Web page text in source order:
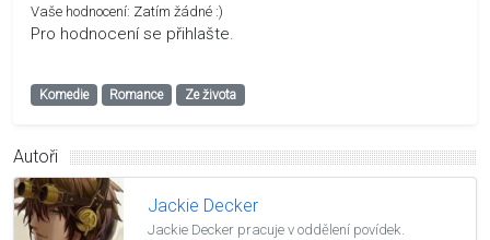
Vaše hodnocení: Zatím žádné :)
Pro hodnocení se přihlašte.
Komedie Romance Ze života
Autoři
Jackie Decker
Jackie Decker pracuje v oddělení povídek.